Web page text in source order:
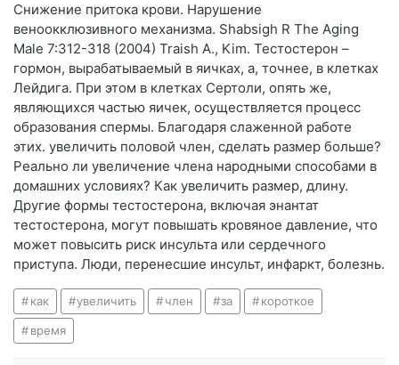
Снижение притока крови. Нарушение
веноокклюзивного механизма. Shabsigh R The Aging
Male 7:312-318 (2004) Traish A., Kim. Тестостерон –
гормон, вырабатываемый в яичках, а, точнее, в клетках
Лейдига. При этом в клетках Сертоли, опять же,
являющихся частью яичек, осуществляется процесс
образования спермы. Благодаря слаженной работе
этих. увеличить половой член, сделать размер больше?
Реально ли увеличение члена народными способами в
домашних условиях? Как увеличить размер, длину.
Другие формы тестостерона, включая энантат
тестостерона, могут повышать кровяное давление, что
может повысить риск инсульта или сердечного
приступа. Люди, перенесшие инсульт, инфаркт, болезнь.
как увеличить член за короткое
время